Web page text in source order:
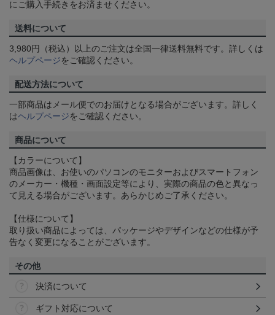
にご購入手続きをお済ませください。
送料について
3,980円（税込）以上のご注文は全国一律送料無料です。詳しくは
ヘルプページをご確認ください。
配送方法について
一部商品はメール便でのお届けとなる場合がございます。詳しく
はヘルプページをご確認ください。
商品について
【カラーについて】
商品画像は、お使いのパソコンのモニターおよびスマートフォン
のメーカー・機種・画面設定等により、実際の商品の色と異なっ
て見える場合がございます。あらかじめご了承ください。
【仕様について】
取り扱い商品によっては、パッケージやデザインなどの仕様が予
告なく変更になることがございます。
その他
決済について
ギフト対応について